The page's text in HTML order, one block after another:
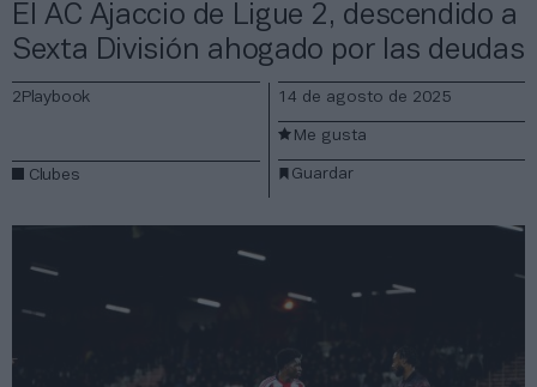
El AC Ajaccio de Ligue 2, descendido a
Sexta División ahogado por las deudas
2Playbook
Clubes
14 de agosto de 2025
Guardar
Me gusta